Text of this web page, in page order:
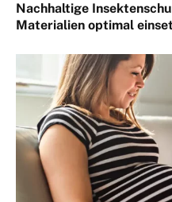
Nachhaltige
Materialien optimal